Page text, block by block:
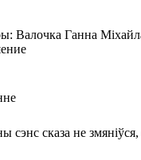
сэнс сказа не